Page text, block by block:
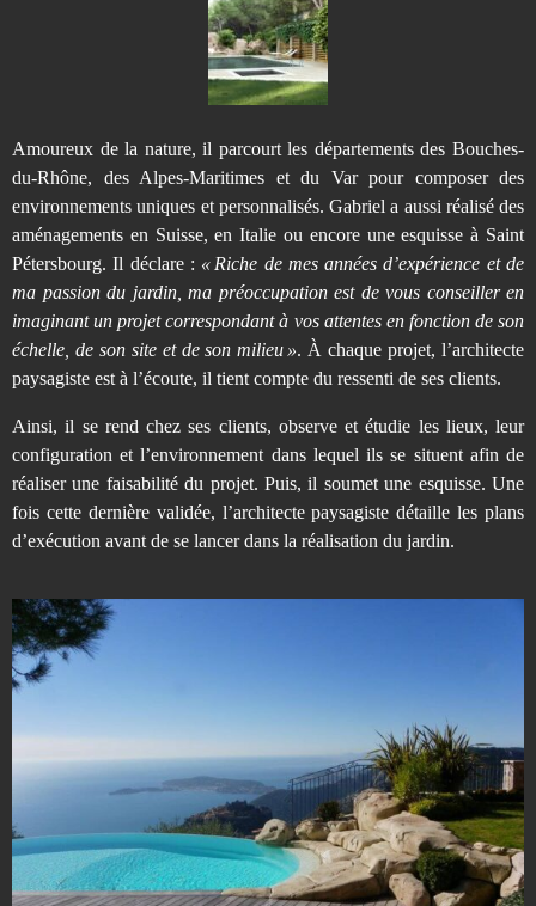
Amoureux de la nature, il parcourt les départements des Bouches-
du-Rhône, des Alpes-Maritimes et du Var pour composer des
environnements uniques et personnalisés. Gabriel a aussi réalisé des
aménagements en Suisse, en Italie ou encore une esquisse à Saint
Pétersbourg. Il déclare : « Riche de mes années d’expérience et de
ma passion du jardin, ma préoccupation est de vous conseiller en
imaginant un projet correspondant à vos attentes en fonction de son
échelle, de son site et de son milieu ». À chaque projet, l’architecte
paysagiste est à l’écoute, il tient compte du ressenti de ses clients.
Ainsi, il se rend chez ses clients, observe et étudie les lieux, leur
configuration et l’environnement dans lequel ils se situent afin de
réaliser une faisabilité du projet. Puis, il soumet une esquisse. Une
fois cette dernière validée, l’architecte paysagiste détaille les plans
d’exécution avant de se lancer dans la réalisation du jardin.